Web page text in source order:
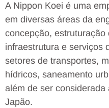
A Nippon Koei é uma
em diversas áreas da
concepção, estruturação
infraestrutura e serviços
setores de transportes,
hídricos, saneamento
além de ser considerada
Japão.